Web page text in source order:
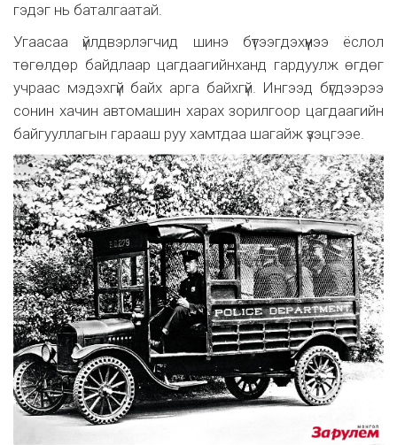
гэдэг нь баталгаатай.
Угаасаа үйлдвэрлэгчид шинэ бүтээгдэхүүнээ ёслол
төгөлдөр байдлаар цагдаагийнханд гардуулж өгдөг
учраас мэдэхгүй байх арга байхгүй. Ингээд бүгдээрээ
сонин хачин автомашин харах зорилгоор цагдаагийн
байгууллагын гарааш руу хамтдаа шагайж үзэцгээе.